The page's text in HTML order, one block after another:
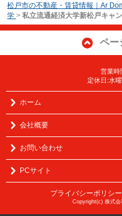
松戸市の不動産・賃貸情報｜Ar
学 > 私立流通経済大学新松戸キャ
ペー
営業時
定休日:水
ホーム
会社概要
お問い合わせ
PCサイト
プライバシーポリシー
Copyright(c) 株式会